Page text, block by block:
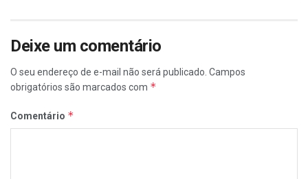
Deixe um comentário
O seu endereço de e-mail não será publicado. Campos
obrigatórios são marcados com *
Comentário *